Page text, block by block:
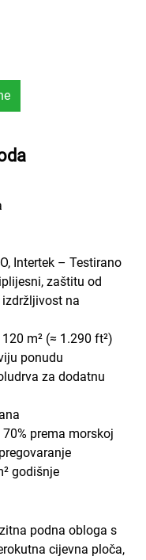
Intertek – Testirano
zaštitu od
na
m² (≈ 1.290 ft²)
ponudu
za dodatnu
prema morskoj
godišnje
podna obloga s
cijevna ploča,